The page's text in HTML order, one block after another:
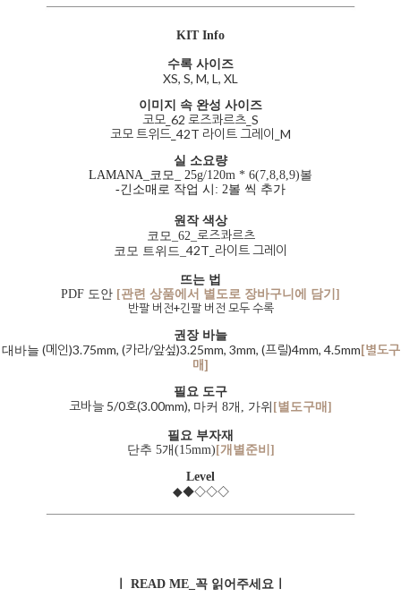
KIT Info
수록 사이즈
XS, S, M, L, XL
이미지 속 완성 사이즈
코모_62 로즈콰르츠_S
코모 트위드_42T 라이트 그레이_M
실 소요량
LAMANA_코모_ 25g/120m * 6(7,8,8,9)볼
-긴소매로 작업 시: 2볼 씩 추가
원작 색상
코모_62_ 로즈콰르츠
코모 트위드_ 42T_라이트 그레이
뜨는 법
PDF 도안 [관련 상품에서 별도로 장바구니에 담기]
반팔 버전+긴팔 버전 모두 수록
권장 바늘
대바늘 (메인)3.75mm, (카라/앞섶)3.25mm, 3mm, (프릴)4mm, 4.5mm[별도구
매]
필요 도구
코바늘 5/0호(3.00mm), 마커 8개, 가위 [별도구매]
필요 부자재
단추 5개(15mm) [개별준비]
Level
◆◆◇◇◇
ㅣ READ ME_꼭 읽어주세요ㅣ